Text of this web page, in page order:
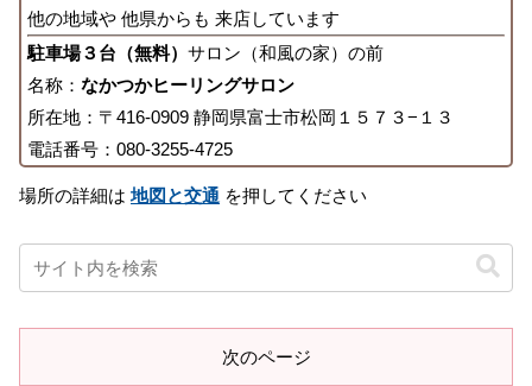
他の地域や 他県からも 来店しています
駐車場３台（無料） サロン（和風の家）の前
名称： なかつかヒーリングサロン
所在地：〒416-0909 静岡県富士市松岡１５７３−１３
電話番号：080-3255-4725
場所の詳細は地図と交通 を押してください
次のページ